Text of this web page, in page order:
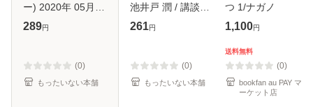
ー) 2020年 05月号
雑誌 / 集英社 [雑
289円
(0)
もったいない本舗
池井戸 潤 / 講談社
[文庫]【メール便送
261円
(0)
もったいない本舗
つ 1/ナガノ
1,100円
送料無料
(0)
bookfan au PAY マ
ーケット店